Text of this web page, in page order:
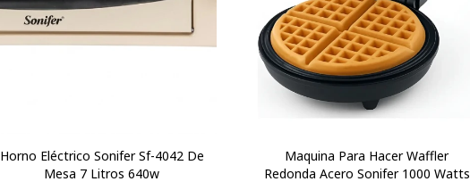
Horno Eléctrico Sonifer Sf-4042 De
Mesa 7 Litros 640w
Maquina Para Hacer Waffler
Redonda Acero Sonifer 1000 Watts